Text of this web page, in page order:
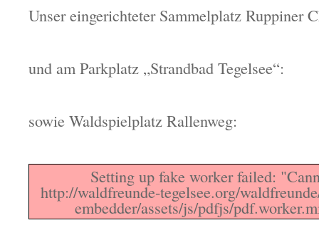
Unser eingerichteter Sammelplatz Ruppiner
und am Parkplatz „Strandbad Tegelsee“:
sowie Waldspielplatz Rallenweg:
Setting up fake worker failed:
http://waldfreunde-tegelsee.org/
embedder/assets/js/pdfjs/